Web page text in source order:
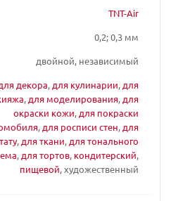
TNT-Air
0,2; 0,3 мм
двойной, независимый
декора, для кулинарии, для
, для моделирования, для
окраски кожи, для покраски
, для росписи стен, для
тату, для ткани, для тонального
, для тортов, кондитерский,
пищевой, художественный